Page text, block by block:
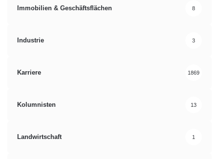
Immobilien & Geschäftsflächen 8
Industrie 3
Karriere 1869
Kolumnisten 13
Landwirtschaft 1